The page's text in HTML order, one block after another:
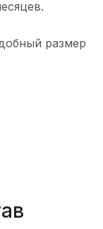
размер